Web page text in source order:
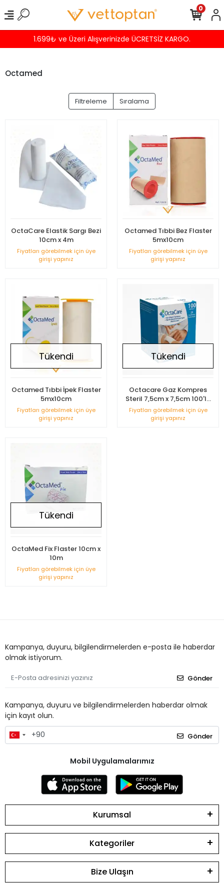
1.699₺ ve Üzeri Alışverinizde ÜCRETSİZ KARGO.
0
Octamed
Filtreleme Sıralama
OctaCare Elastik Sargı Bezi
10cm x 4m
Fiyatları görebilmek için üye
girişi yapınız
Octamed Tıbbi Bez Flaster
5mx10cm
Fiyatları görebilmek için üye
girişi yapınız
Tükendi
Octamed Tıbbi İpek Flaster
5mx10cm
Fiyatları görebilmek için üye
girişi yapınız
Tükendi
Octacare Gaz Kompres
Steril 7,5cm x 7,5cm 100'lü
Kutu
Fiyatları görebilmek için üye
girişi yapınız
Tükendi
OctaMed Fix Flaster 10cm x
10m
Fiyatları görebilmek için üye
girişi yapınız
Kampanya, duyuru, bilgilendirmelerden e-posta ile haberdar
olmak istiyorum.
Gönder
Kampanya, duyuru ve bilgilendirmelerden haberdar olmak
için kayıt olun.
Gönder
Mobil Uygulamalarımız
Kurumsal
Kategoriler
Bize Ulaşın